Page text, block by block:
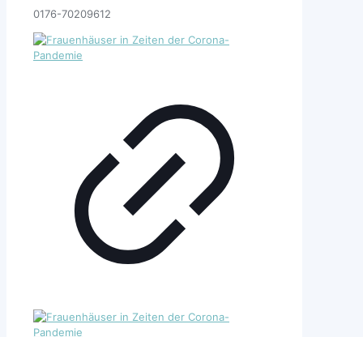
0176-70209612